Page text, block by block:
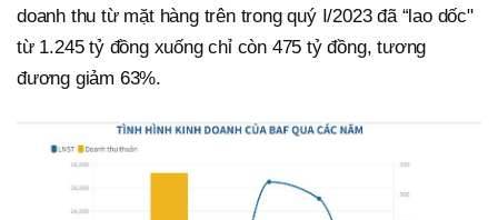
doanh thu từ mặt hàng trên trong quý I/2023 đã “lao dốc"
từ 1.245 tỷ đồng xuống chỉ còn 475 tỷ đồng, tương
đương giảm 63%.